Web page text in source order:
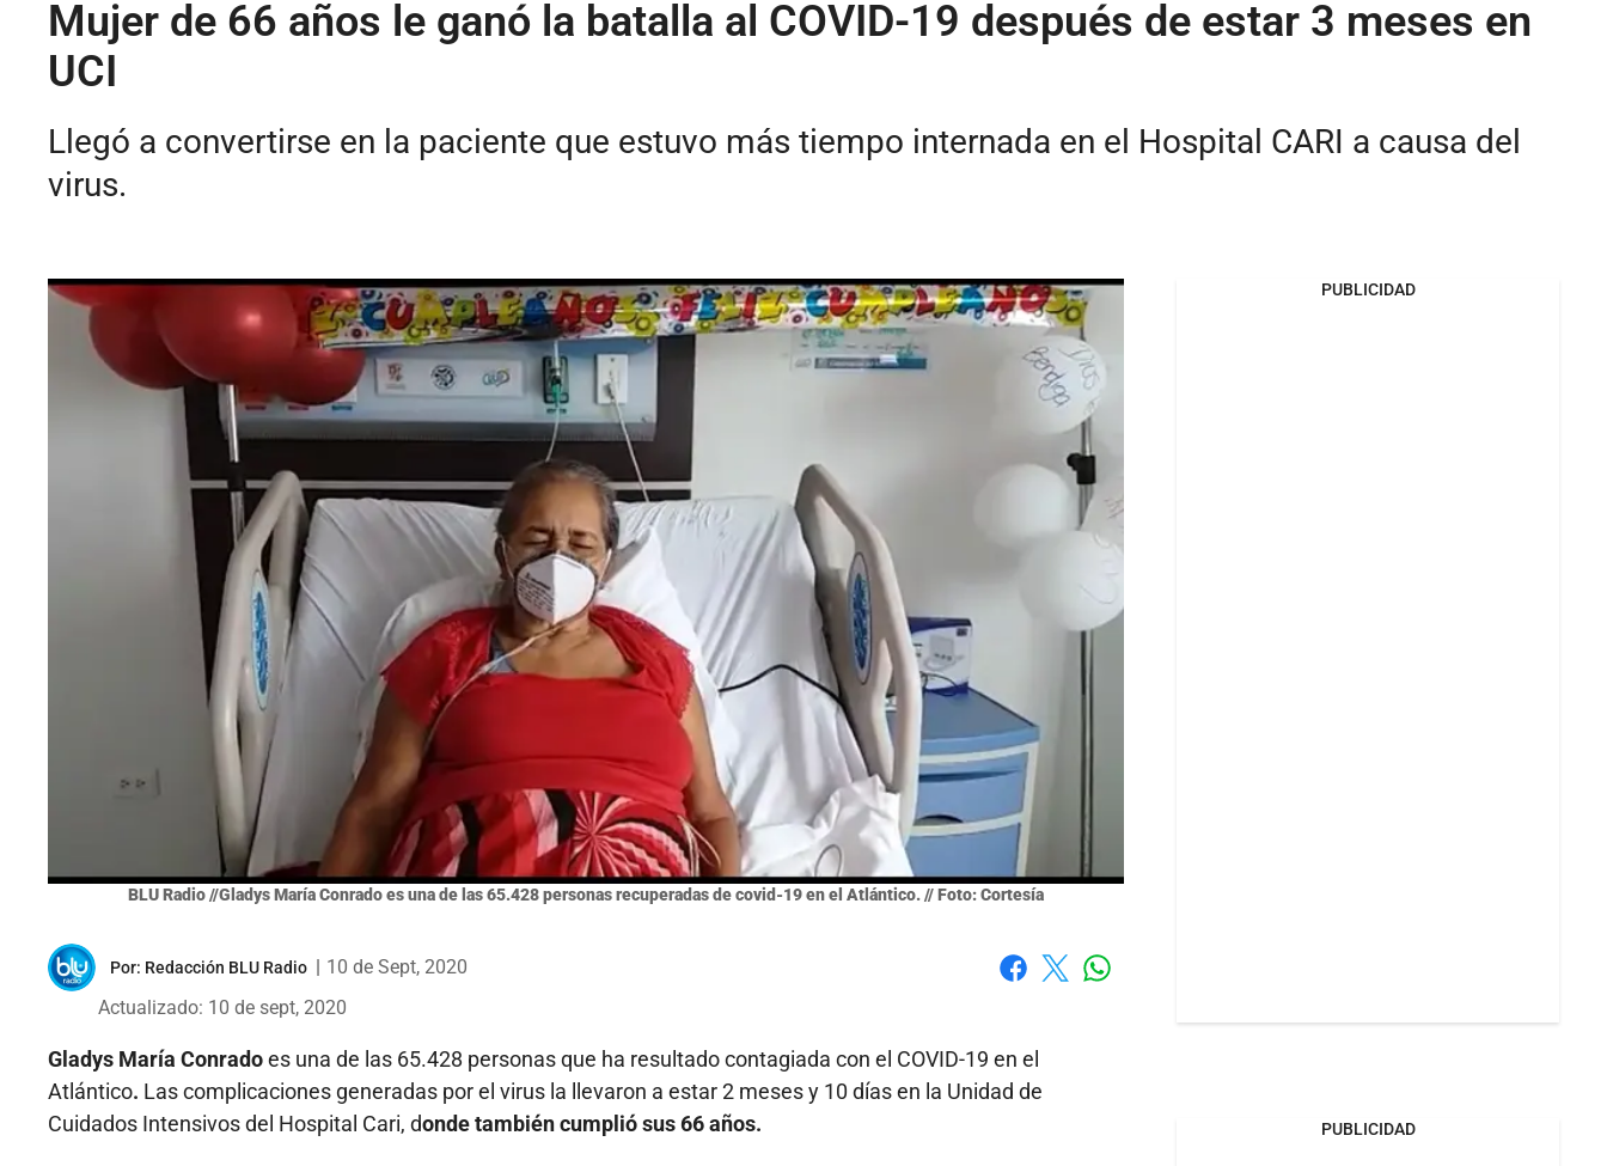
Mujer de 66 años le ganó la batalla al COVID-19 después de estar 3 meses en
UCI
Llegó a convertirse en la paciente que estuvo más tiempo internada en el Hospital CARI a causa del
virus.
BLU Radio //Gladys María Conrado es una de las 65.428 personas recuperadas de covid-19 en el Atlántico. // Foto: Cortesía
Por: Redacción BLU Radio
10 de Sept, 2020
Actualizado: 10 de sept, 2020
Gladys María Conradoes una de las 65.428 personas que ha resultado contagiada con el COVID-19 en el
Atlántico. Las complicaciones generadas por el virus la llevaron a estar 2 meses y 10 días en la Unidad de
Cuidados Intensivos del Hospital Cari, donde también cumplió sus 66 años.
PUBLICIDAD
PUBLICIDAD